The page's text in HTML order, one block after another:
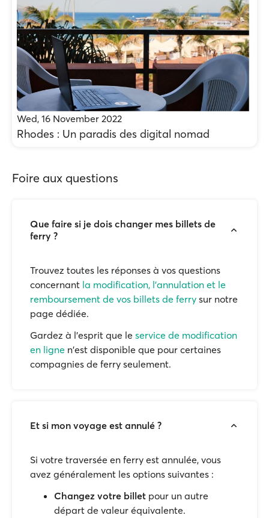
Wed, 16 November 2022
Rhodes : Un paradis des digital nomad
Foire aux questions
Que faire si je dois changer mes billets de
ferry ?
Trouvez toutes les réponses à vos questions
concernant la modification, l'annulation et le
remboursement de vos billets de ferry sur notre
page dédiée.
Gardez à l'esprit que le service de modification
en ligne n'est disponible que pour certaines
compagnies de ferry seulement.
Et si mon voyage est annulé ?
Si votre traversée en ferry est annulée, vous
avez généralement les options suivantes :
Changez votre billet pour un autre
départ de valeur équivalente.